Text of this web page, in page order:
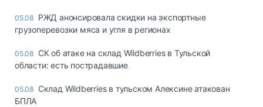
05.08 РЖД анонсировала скидки на экспортные
грузоперевозки мяса и угля в регионах
05.08 СК об атаке на склад Wildberries в Тульской
области: есть пострадавшие
05.08 Склад Wildberries в тульском Алексине атакован
БПЛА